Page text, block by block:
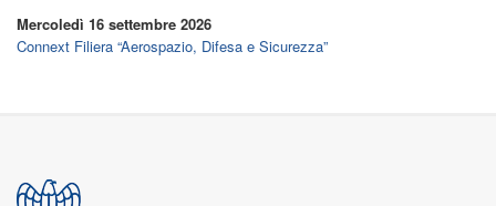
Mercoledì 16 settembre 2026
Connext Filiera “Aerospazio, Difesa e Sicurezza”